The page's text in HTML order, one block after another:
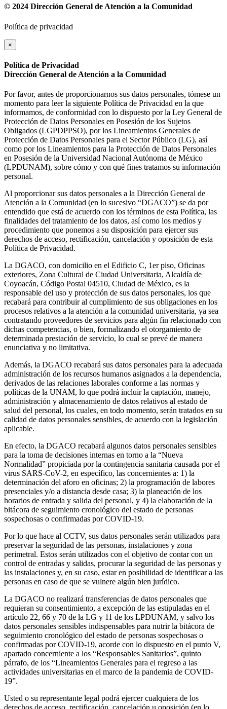
© 2024 Dirección General de Atención a la Comunidad
Política de privacidad
×
Política de Privacidad
Dirección General de Atención a la Comunidad
Por favor, antes de proporcionarnos sus datos personales, tómese un
momento para leer la siguiente Política de Privacidad en la que
informamos, de conformidad con lo dispuesto por la Ley General de
Protección de Datos Personales en Posesión de los Sujetos
Obligados (LGPDPPSO), por los Lineamientos Generales de
Protección de Datos Personales para el Sector Público (LG), así
como por los Lineamientos para la Protección de Datos Personales
en Posesión de la Universidad Nacional Autónoma de México
(LPDUNAM), sobre cómo y con qué fines tratamos su información
personal.
Al proporcionar sus datos personales a la Dirección General de
Atención a la Comunidad (en lo sucesivo “DGACO”) se da por
entendido que está de acuerdo con los términos de esta Política, las
finalidades del tratamiento de los datos, así como los medios y
procedimiento que ponemos a su disposición para ejercer sus
derechos de acceso, rectificación, cancelación y oposición de esta
Política de Privacidad.
La DGACO, con domicilio en el Edificio C, 1er piso, Oficinas
exteriores, Zona Cultural de Ciudad Universitaria, Alcaldía de
Coyoacán, Código Postal 04510, Ciudad de México, es la
responsable del uso y protección de sus datos personales, los que
recabará para contribuir al cumplimiento de sus obligaciones en los
procesos relativos a la atención a la comunidad universitaria, ya sea
contratando proveedores de servicios para algún fin relacionado con
dichas competencias, o bien, formalizando el otorgamiento de
determinada prestación de servicio, lo cual se prevé de manera
enunciativa y no limitativa.
Además, la DGACO recabará sus datos personales para la adecuada
administración de los recursos humanos asignados a la dependencia,
derivados de las relaciones laborales conforme a las normas y
políticas de la UNAM, lo que podrá incluir la captación, manejo,
administración y almacenamiento de datos relativos al estado de
salud del personal, los cuales, en todo momento, serán tratados en su
calidad de datos personales sensibles, de acuerdo con la legislación
aplicable.
En efecto, la DGACO recabará algunos datos personales sensibles
para la toma de decisiones internas en torno a la “Nueva
Normalidad” propiciada por la contingencia sanitaria causada por el
virus SARS-CoV-2, en específico, las concernientes a: 1) la
determinación del aforo en oficinas; 2) la programación de labores
presenciales y/o a distancia desde casa; 3) la planeación de los
horarios de entrada y salida del personal, y 4) la elaboración de la
bitácora de seguimiento cronológico del estado de personas
sospechosas o confirmadas por COVID-19.
Por lo que hace al CCTV, sus datos personales serán utilizados para
preservar la seguridad de las personas, instalaciones y zona
perimetral. Estos serán utilizados con el objetivo de contar con un
control de entradas y salidas, procurar la seguridad de las personas y
las instalaciones y, en su caso, estar en posibilidad de identificar a las
personas en caso de que se vulnere algún bien jurídico.
La DGACO no realizará transferencias de datos personales que
requieran su consentimiento, a excepción de las estipuladas en el
artículo 22, 66 y 70 de la LG y 11 de los LPDUNAM, y salvo los
datos personales sensibles indispensables para nutrir la bitácora de
seguimiento cronológico del estado de personas sospechosas o
confirmadas por COVID-19, acorde con lo dispuesto en el punto V,
apartado concerniente a los “Responsables Sanitarios”, quinto
párrafo, de los “Lineamientos Generales para el regreso a las
actividades universitarias en el marco de la pandemia de COVID-
19”.
Usted o su representante legal podrá ejercer cualquiera de los